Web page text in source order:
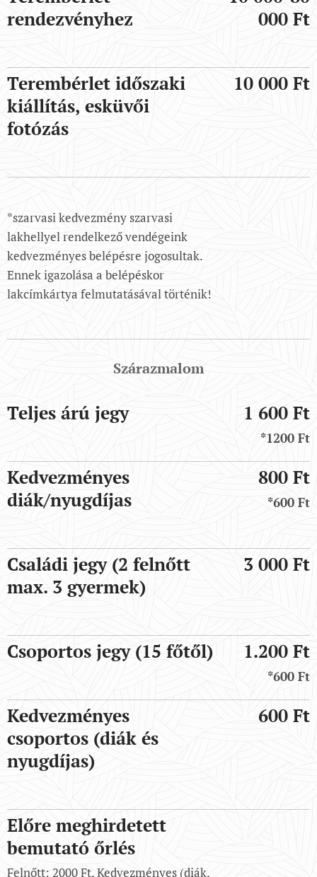
rendezvényhez
000 Ft
Terembérlet időszaki
kiállítás, esküvői
fotózás
10 000 Ft
*szarvasi kedvezmény szarvasi
lakhellyel rendelkező vendégeink
kedvezményes belépésre jogosultak.
Ennek igazolása a belépéskor
lakcímkártya felmutatásával történik!
Szárazmalom
Teljes árú jegy 1 600 Ft
*1200 Ft
Kedvezményes
diák/nyugdíjas
800 Ft
*600 Ft
Családi jegy (2 felnőtt
max. 3 gyermek)
3 000 Ft
Csoportos jegy (15 főtől) 1.200 Ft
*600 Ft
Kedvezményes
csoportos (diák és
nyugdíjas)
600 Ft
Előre meghirdetett
bemutató őrlés
Felnőtt: 2000 Ft, Kedvezményes (diák,